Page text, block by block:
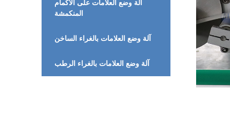
آلة وضع العلامات على الأكمام
المنكمشة
آلة وضع العلامات بالغراء الساخن
آلة وضع العلامات بالغراء الرطب